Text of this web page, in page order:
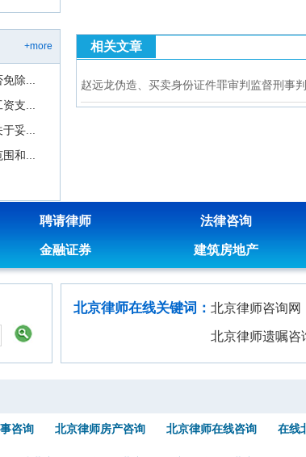
+more
除...
支...
妥...
和...
相关文章
赵远龙伪造、买卖身份证件罪审判监督刑事
聘请律师 法律咨询
金融证券 建筑房地产
北京律师在线关键词： 北京律师咨询网
北京律师遗嘱咨
咨询 北京律师房产咨询 北京律师在线咨询 在线